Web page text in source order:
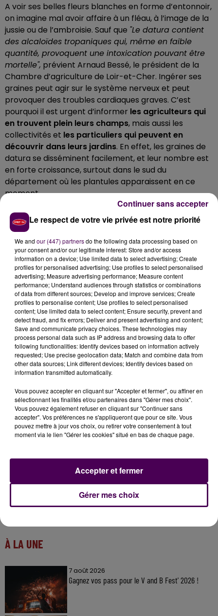
A voir ses belles fleurs blanches en forme d’entonnoir,
on imagine mal avoir affaire à un fléau, à l’image de la
jussie ou de l’ambroisie. Sauf que "Le datura contient
des alcaloïdes tropaniques qui, même en faible
quantité, provoquent une intoxication pouvant être
mortelle", prévient Arnaud Bessé, le président de la
Chambre d’agriculture de Loir-et-Cher. Ingérer ses
graines peut agir sur le système nerveux et peut
provoquer des troubles cardiaques graves. C’est
pourquoi il est urgent d’informer les agriculteurs qui
en trouvent plein leurs champs, mais aussi les
collectivités et les particuliers qui peuvent en
découvrir dans leurs jardins. En effet, les graines de
datura se disséminent facilement, et leur nombre est
en forte croissance, surtout dans le sud du
département où les plantules apparaissent en ce
moment.
Alice Tissier
QUE FAIRE CONTRE LE DATURA ?
"C’est vrai qu’on en trouve dans de nombreuses
parcelles"concède Alice Tissier, la directrice de la
Chambre d'agriculture, et des teneurs trop élevées de
datura peuvent allerjusqu’à rendre impropre à la
consommation des cultures céréalières, comme le
maïs, le sarrasin ou le millet. Reste à savoir comment
s’en débarrasser, puisque qu’il est déconseillé de les
déposer dans le compost ou de les brûler."Il faut se
protéger avec des gants et une visière et les
arracher avant de les mettre dans un
déchetteries les refusent, il faut donc les laisser
pourrir à l’isolement. Des conseils à retrouver sur le
site officiel de la Chambre d'agriculturede Loir-et-
Cher.
À LA UNE
7 août 2026
Gagnez vos pass pour le V and B Fest' 2026 !
Le respect de votre vie privée est notre priorité
We and our (447) partnersdo the following data processing based on
your consent and/or our legitimate interest: Store and/or access
information on a device; Use limited data to select advertising; Create
profiles for personalised advertising; Use profiles to select personalised
advertising; Measure advertising performance; Measure content
performance; Understand audiences through statistics or combinations
of data from different sources; Develop and improve services; Create
profiles to personalise content; Use profiles to select personalised
content; Use limited data to select content; Ensure security, prevent and
detect fraud, and fix errors; Deliver and present advertising and content;
Save and communicate privacy choices. These technologies may
process personal data such as IP address and browsing data to offer
following functionalities: Identify devices based on information actively
requested; Use precise geolocation data; Match and combine data from
other data sources; Link different devices; Identify devices based on
information transmitted automatically.
Vous pouvez accepter en cliquant sur "Accepter et fermer", ou affiner en
sélectionnant les finalités et/ou partenaires dans "Gérer mes choix".
Vous pouvez également refuser en cliquant sur "Continuer sans
accepter". Vos préférences ne s'appliqueront que pour ce site. Vous
pouvez mettre à jour vos choix, ou retirer votre consentement à tout
moment via le lien "Gérer les cookies" situé en bas de chaque page.
Gérer mes choix
Accepter et fermer
Continuer sans accepter